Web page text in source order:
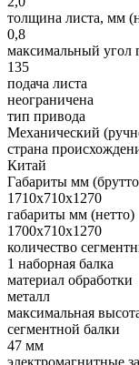
толщина листа, мм
0,8
максимальный угол
135
подача листа
неограничена
тип привода
Механический
страна
Китай
Габариты мм
1710х710х1270
габариты мм (нетто)
1700х710х1270
количество
1 наборная балка
материал обработки
металл
максимальная
сегментной балки
47 мм
электромагнитные